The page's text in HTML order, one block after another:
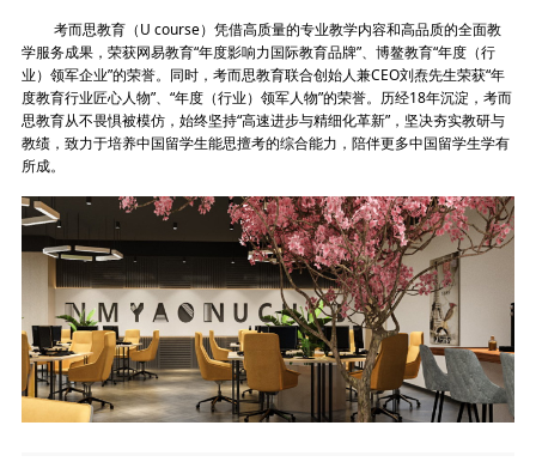
考而思教育（U course）凭借高质量的专业教学内容和高品质的全面教
学服务成果，荣获网易教育“年度影响力国际教育品牌”、博鳌教育“年度（行
业）领军企业”的荣誉。同时，考而思教育联合创始人兼CEO刘焘先生荣获“年
度教育行业匠心人物”、“年度（行业）领军人物”的荣誉。历经18年沉淀，考而
思教育从不畏惧被模仿，始终坚持“高速进步与精细化革新”，坚决夯实教研与
教绩，致力于培养中国留学生能思擅考的综合能力，陪伴更多中国留学生学有
所成。